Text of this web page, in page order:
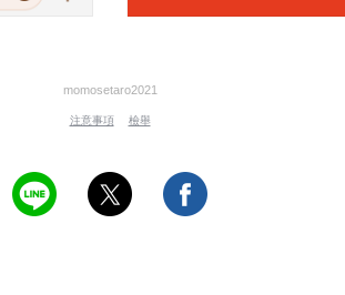
momosetaro2021
注意事項 檢舉